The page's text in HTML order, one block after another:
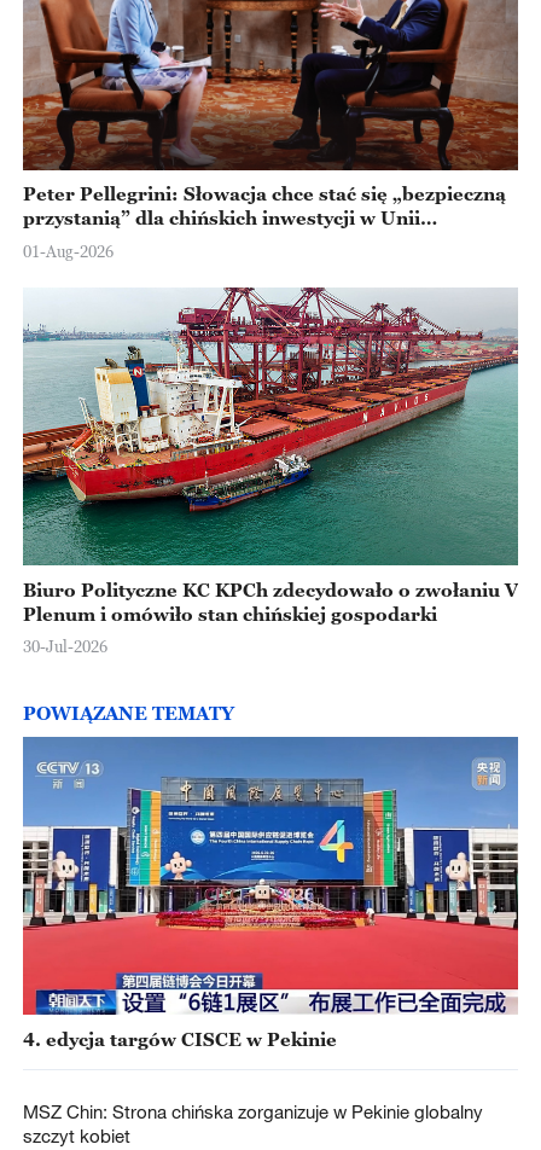
Peter Pellegrini: Słowacja chce stać się „bezpieczną
przystanią” dla chińskich inwestycji w Unii
Europejskiej
01-Aug-2026
Biuro Polityczne KC KPCh zdecydowało o zwołaniu V
Plenum i omówiło stan chińskiej gospodarki
30-Jul-2026
POWIĄZANE TEMATY
4. edycja targów CISCE w Pekinie
MSZ Chin: Strona chińska zorganizuje w Pekinie globalny
szczyt kobiet